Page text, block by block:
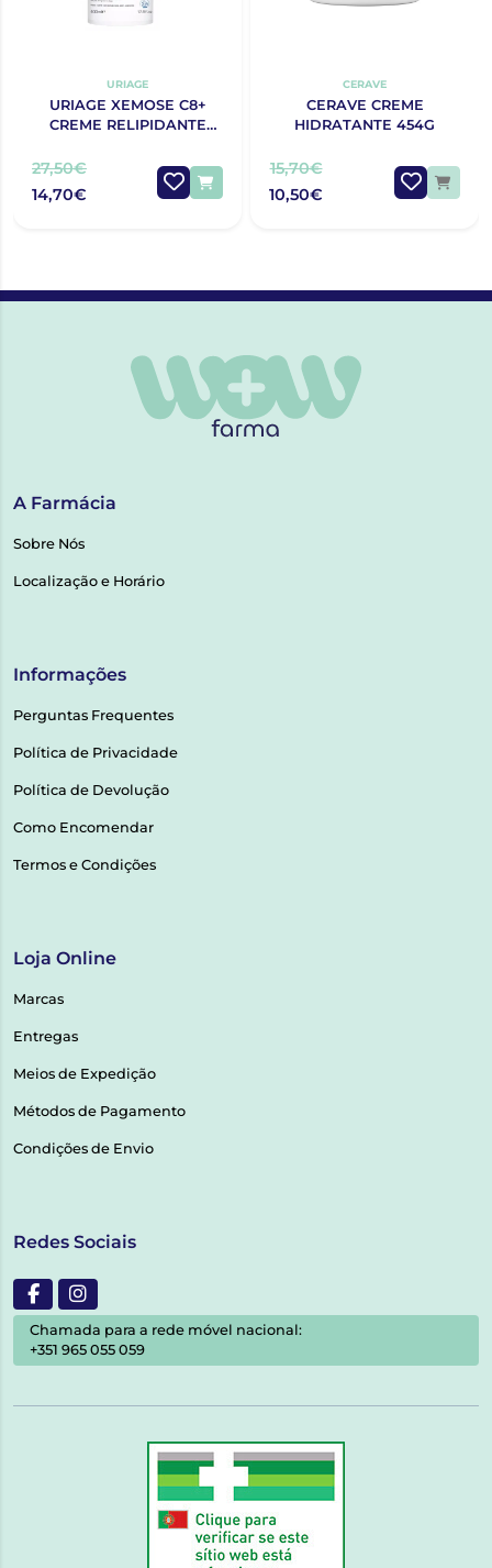
URIAGE
URIAGE XEMOSE C8+
CREME RELIPIDANTE
27,50€
14,70€
CERAVE
CERAVE CREME
HIDRATANTE 454G
15,70€
10,50€
A Farmácia
Sobre Nós
Localização e Horário
Informações
Perguntas Frequentes
Política de Privacidade
Política de Devolução
Como Encomendar
Termos e Condições
Loja Online
Marcas
Entregas
Meios de Expedição
Métodos de Pagamento
Condições de Envio
Redes Sociais
Chamada para a rede móvel nacional:
+351 965 055 059